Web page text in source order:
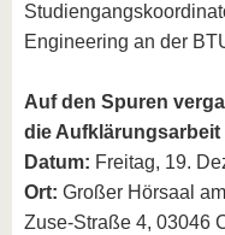
Engineering an der
Auf den Spuren
die
Datum: Freitag, 19.
Ort: Großer Hörsaal
Zuse-Straße 4, 03046